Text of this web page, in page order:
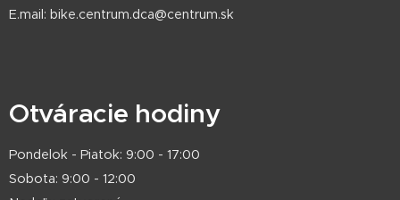
E.mail: bike.centrum.dca@centrum.sk
Otváracie hodiny
Pondelok - Piatok: 9:00 - 17:00
Sobota: 9:00 - 12:00